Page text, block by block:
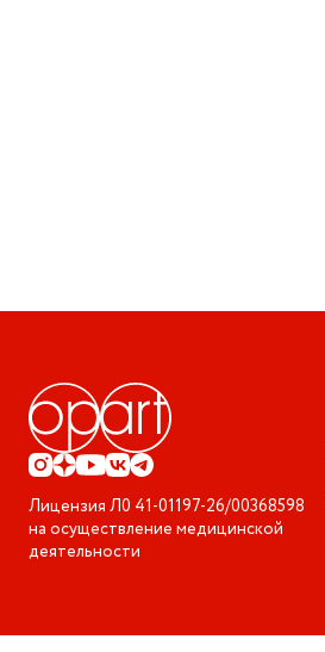
Лицензия Л0 41-01197-26/00368598
на осуществление медицинской
деятельности